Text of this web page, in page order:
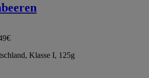
Klasse I, 125g